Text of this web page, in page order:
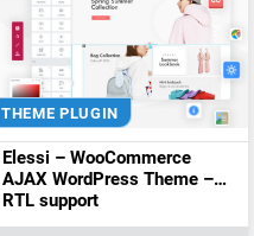
THEME PLUGIN
Elessi – WooCommerce
AJAX WordPress Theme –
RTL support